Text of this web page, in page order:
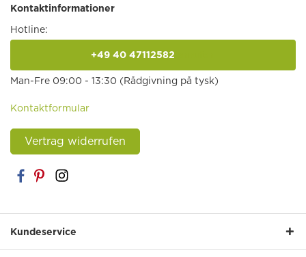
Kontaktinformationer
Hotline:
+49 40 47112582
Man-Fre 09:00 - 13:30 (Rådgivning på tysk)
Kontaktformular
Vertrag widerrufen
Kundeservice